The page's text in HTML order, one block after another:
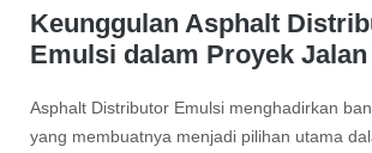
Keunggulan Asphalt
Emulsi dalam Proyek Jalan
Asphalt Distributor Emulsi menghadirkan
yang membuatnya menjadi pilihan utama